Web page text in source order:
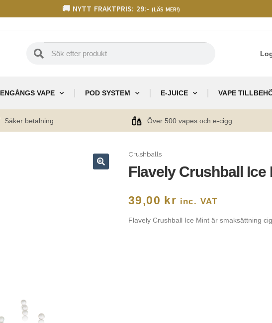
🚚 NYTT FRAKTPRIS: 29:- (LÄS MER!)
ENGÅNGS VAPE POD SYSTEM E-JUICE VAPE
Säker betalning Över 500 vapes och e-cigg
Crushballs
Flavely Crushball
39,00 kr inc. VAT
Flavely Crushball Ice Mint är smaksättning